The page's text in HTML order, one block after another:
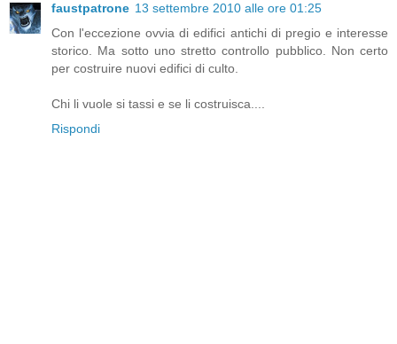
faustpatrone 13 settembre 2010 alle ore 01:25
Con l'eccezione ovvia di edifici antichi di pregio e interesse
storico. Ma sotto uno stretto controllo pubblico. Non certo
per costruire nuovi edifici di culto.
Chi li vuole si tassi e se li costruisca....
Rispondi